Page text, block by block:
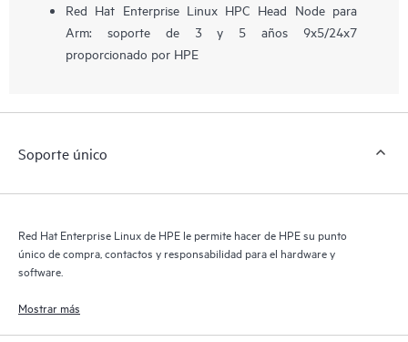
Red Hat Enterprise Linux HPC Head Node para
Arm: soporte de 3 y 5 años 9x5/24x7
proporcionado por HPE
Soporte único
Red Hat Enterprise Linux de HPE le permite hacer de HPE su punto
único de compra, contactos y responsabilidad para el hardware y
software.
Mostrar más